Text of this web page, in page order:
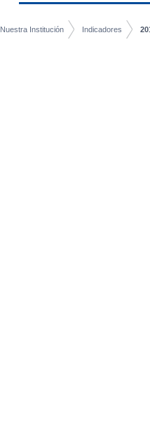
Nuestra Institución Indicadores